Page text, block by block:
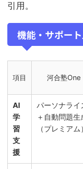
引用。
機能・サポー
項目 河合塾One
AI
学
習
支
援
パーソナライ
＋自動問題生
（プレミアム）